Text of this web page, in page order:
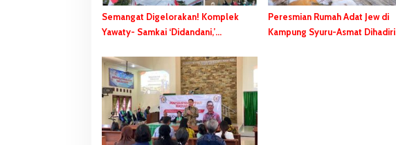
Semangat Digelorakan! Komplek
Yawaty- Samkai ‘Didandani,’
Sejumlah Kegiatan Dihelat
Peresmian Rumah Adat Jew di
Kampung Syuru-Asmat Dihadiri
Drum Band SMP YPPK Yohanes XXIII
Merauke Memukau dan Menyita
Masyarakat Tumpah Ruah ke Jalan
Nonton Karnaval, Bupati Bladib